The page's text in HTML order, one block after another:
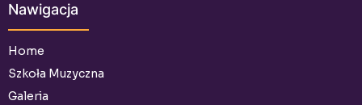
Nawigacja
Home
Szkoła Muzyczna
Galeria